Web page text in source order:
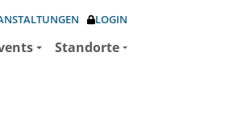
LOGIN
Standorte